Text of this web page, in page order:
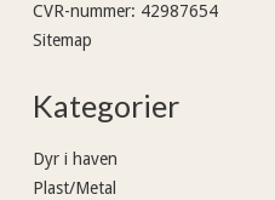
CVR-nummer: 42987654
Sitemap
Kategorier
Dyr i haven
Plast/Metal